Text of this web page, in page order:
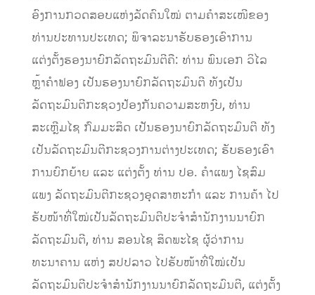
ອົງການກວດສອບແຫ່ງລັດຄົນໃໝ່ ຕາມຄໍາສະເໜີຂອງ
ທ່ານປະທານປະເທດ; ພິຈາລະນາຮັບຮອງເອົາການ
ແຕ່ງຕັ້ງຮອງນາຍົກລັດຖະມົນຕີຄື: ທ່ານ ພົນເອກ ວິໄລ
ຫຼ້າຄໍາຟອງ ເປັນຮອງນາຍົກລັດຖະມົນຕີ ທັງເປັນ
ລັດຖະມົນຕີກະຊວງປ້ອງກັນຄວາມສະຫງົບ, ທ່ານ
ສະເຫຼີມໄຊ ກົມມະສິດ ເປັນຮອງນາຍົກລັດຖະມົນຕີ ທັງ
ເປັນລັດຖະມົນຕີກະຊວງການຕ່າງປະເທດ; ຮັບຮອງເອົາ
ການຍົກຍ້າຍ ແລະ ແຕ່ງຕັ້ງ ທ່ານ ປອ. ຄໍາແພງ ໄຊສົມ
ແພງ ລັດຖະມົນຕີກະຊວງອຸດສາຫະກໍາ ແລະ ການຄ້າ ໄປ
ຮັບໜ້າທີ່ໃໝ່ເປັນລັດຖະມົນຕີປະຈໍາສໍານັກງານນາຍົກ
ລັດຖະມົນຕີ, ທ່ານ ສອນໄຊ ສິດພະໄຊ ຜູ້ວ່າການ
ທະນາຄານ ແຫ່ງ ສປປລາວ ໄປຮັບໜ້າທີ່ໃໝ່ເປັນ
ລັດຖະມົນຕີປະຈໍາສໍານັກງານນາຍົກລັດຖະມົນຕີ, ແຕ່ງຕັ້ງ